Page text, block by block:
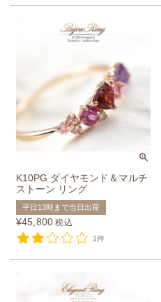
K10PG ダイヤモンド＆マルチ
ストーン リング
平日13時まで当日出荷
¥45,800 税込
1件